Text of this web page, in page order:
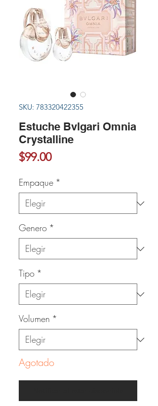
SKU: 783320422355
Estuche Bvlgari Omnia
Crystalline
$99.00Precio
Empaque *
Genero *
Tipo *
Volumen *
Agotado